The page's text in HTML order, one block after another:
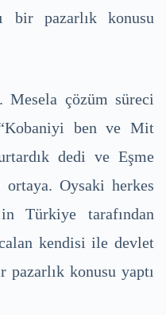
bir pazarlık konusu
Mesela çözüm süreci
ben ve Mit
dedi ve Eşme
Oysaki herkes
Türkiye tarafından
kendisi ile devlet
pazarlık konusu yaptı